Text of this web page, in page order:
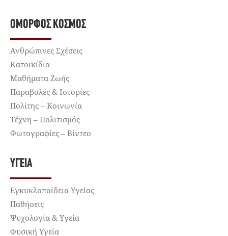
ΌΜΟΡΦΟΣ ΚΌΣΜΟΣ
Ανθρώπινες Σχέσεις
Κατοικίδια
Μαθήματα Ζωής
Παραβολές & Ιστορίες
Πολίτης – Κοινωνία
Τέχνη – Πολιτισμός
Φωτογραφίες – Βίντεο
ΥΓΕΊΑ
Εγκυκλοπαίδεια Υγείας
Παθήσεις
Ψυχολογία & Υγεία
Φυσική Υγεία